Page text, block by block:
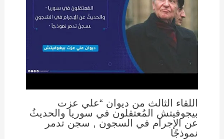
اللقاء الثالث من ديوان “علي عزت
بيجوفيتش المُعتقلون في سوريا والحديثُ
عن الإجرام في السجون , سجن تدمر
نموذجًا